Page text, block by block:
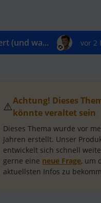
(und wa... vor 2
⚠️Achtung! Dieses
könnte veraltet sein
Dieses Thema wurde vor
Jahren erstellt. Unser
entwickelt sich schnell
gerne eine neue Frage, um
aktuellsten Infos zu